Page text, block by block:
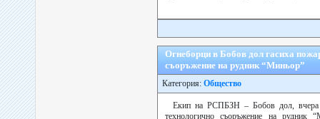
Огнеборци в Бобов дол гасиха
съоръжение на рудник “Миньор”
Категория: Общество
Екип на РСПБЗН – Бобов дол, вчера
технологично съоръжение на рудник